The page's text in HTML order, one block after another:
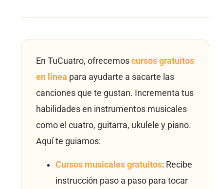
En TuCuatro, ofrecemos cursos gratuitos
en línea para ayudarte a sacarte las
canciones que te gustan. Incrementa tus
habilidades en instrumentos musicales
como el cuatro, guitarra, ukulele y piano.
Aquí te guiamos:
Cursos musicales gratuitos: Recibe
instrucción paso a paso para tocar